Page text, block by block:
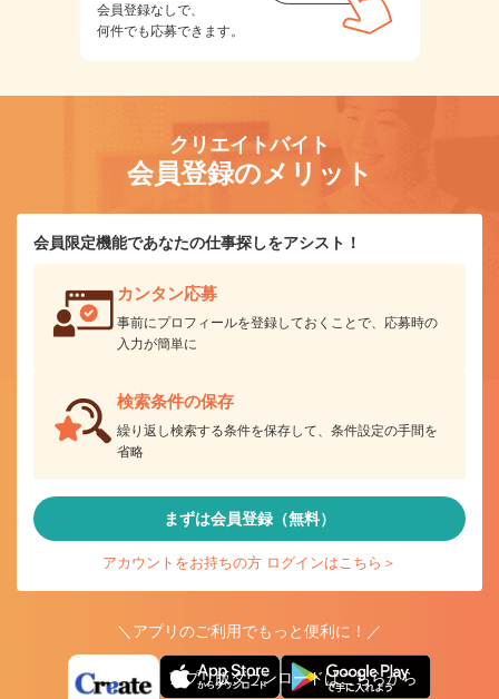
会員登録なしで、
何件でも応募できます。
クリエイトバイト
会員登録のメリット
会員限定機能であなたの仕事探しをアシスト！
カンタン応募
事前にプロフィールを登録しておくことで、応募時の
入力が簡単に
検索条件の保存
繰り返し検索する条件を保存して、条件設定の手間を
省略
まずは会員登録（無料）
アカウントをお持ちの方 ログインはこちら＞
＼アプリのご利用でもっと便利に！／
アプリ版ダウンロードはこちらから